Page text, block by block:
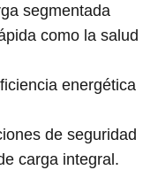
segmentada
como la salud
energética
de seguridad
carga integral.